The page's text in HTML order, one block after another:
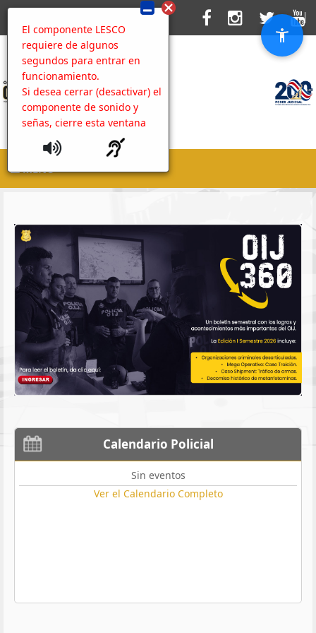
El componente LESCO
requiere de algunos
segundos para entrar en
funcionamiento.
Si desea cerrar (desactivar) el
componente de sonido y
señas, cierre esta ventana
MENU
Calendario Policial
Sin eventos
Ver el Calendario Completo